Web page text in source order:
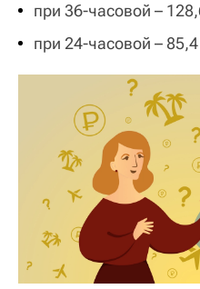
при 36-часовой –
при 24-часовой –